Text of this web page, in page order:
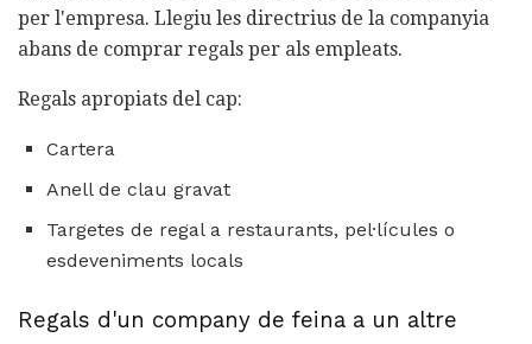
per l'empresa. Llegiu les directrius de la companyia
abans de comprar regals per als empleats.
Regals apropiats del cap:
Cartera
Anell de clau gravat
Targetes de regal a restaurants, pel·lícules o
esdeveniments locals
Regals d'un company de feina a un altre